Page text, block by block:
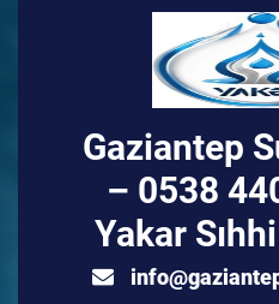
Gaziantep
– 0538
Yakar